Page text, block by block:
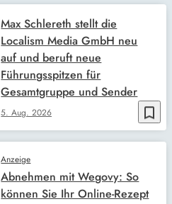
bookmark_border
5. Aug. 2026
Max Schlereth stellt die
Localism Media GmbH neu
auf und beruft neue
Führungsspitzen für
Gesamtgruppe und Sender
Anzeige
Abnehmen mit Wegovy: So
können Sie Ihr Online-Rezept